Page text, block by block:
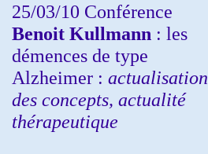
25/03/10 Conférence
Benoit Kullmann : les
démences de type
Alzheimer : actualisation
des concepts, actualité
thérapeutique